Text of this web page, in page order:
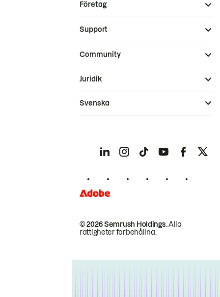
Företag
Support
Community
© 2026 Semrush Holdings.Alla
rättigheter förbehållna.
Juridik
Svenska